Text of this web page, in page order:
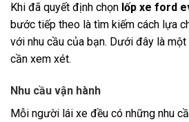
Khi đã quyết định chọn lốp xe ford
bước tiếp theo là tìm kiếm cách lựa
với nhu cầu của bạn. Dưới đây là
cần xem xét.
Nhu cầu vận hành
Mỗi người lái xe đều có những nhu